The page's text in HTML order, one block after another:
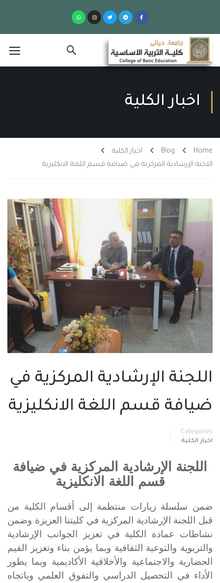
اخبار الكلية
Home
Blog
اخبار الكلية
اللجنة الإرشادية المركزية في ضيافة قسم اللغة الانكليزية
اللجنة الإرشادية المركزية في
ضيافة قسم اللغة الانكليزية
Categories
اخبار الكلية
اللجنة الإرشادية المركزية في ضيافة
قسم اللغة الانكليزية
ضمن سلسلة زيارات منتظمة إلى أقسام الكلية من
قبل اللجنة الإرشادية المركزية في كليتنا العزيزة وضمن
نشاطات عمادة الكلية في تعزيز الجوانب الإرشادية
والتربوية والتوعية الثقافية وبما يؤمن بناء وتعزيز القيم
الحضارية والاجتماعية والأخلاقية الأكاديمية وبما يطور
الأداء في التحصيل الدراسي والتفوق العلمي وباتجاه